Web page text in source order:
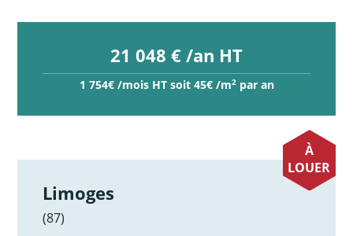
21 048 € /an HT
1 754€ /mois HT soit 45€ /m2par an
À
LOUER
Limoges
(87)